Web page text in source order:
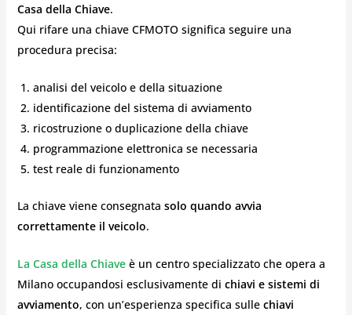
Casa della Chiave.
Qui rifare una chiave CFMOTO significa seguire una
procedura precisa:
analisi del veicolo e della situazione
identificazione del sistema di avviamento
ricostruzione o duplicazione della chiave
programmazione elettronica se necessaria
test reale di funzionamento
La chiave viene consegnata solo quando avvia
correttamente il veicolo.
La Casa della Chiaveè un centro specializzato che opera a
Milano occupandosi esclusivamente di chiavi e sistemi di
avviamento, con un’esperienza specifica sulle chiavi